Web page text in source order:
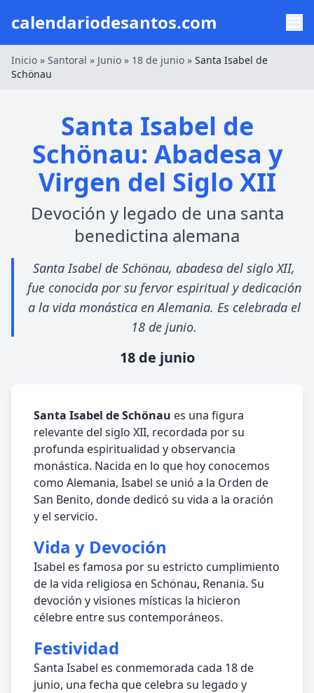
calendariodesantos.com
Inicio » Santoral » Junio » 18 de junio » Santa Isabel de
Schönau
Santa Isabel de
Schönau: Abadesa y
Virgen del Siglo XII
Devoción y legado de una santa
benedictina alemana
Santa Isabel de Schönau, abadesa del siglo XII,
fue conocida por su fervor espiritual y dedicación
a la vida monástica en Alemania. Es celebrada el
18 de junio.
18 de junio
Santa Isabel de Schönau es una figura
relevante del siglo XII, recordada por su
profunda espiritualidad y observancia
monástica. Nacida en lo que hoy conocemos
como Alemania, Isabel se unió a la Orden de
San Benito, donde dedicó su vida a la oración
y el servicio.
Vida y Devoción
Isabel es famosa por su estricto cumplimiento
de la vida religiosa en Schönau, Renania. Su
devoción y visiones místicas la hicieron
célebre entre sus contemporáneos.
Festividad
Santa Isabel es conmemorada cada 18 de
junio, una fecha que celebra su legado y